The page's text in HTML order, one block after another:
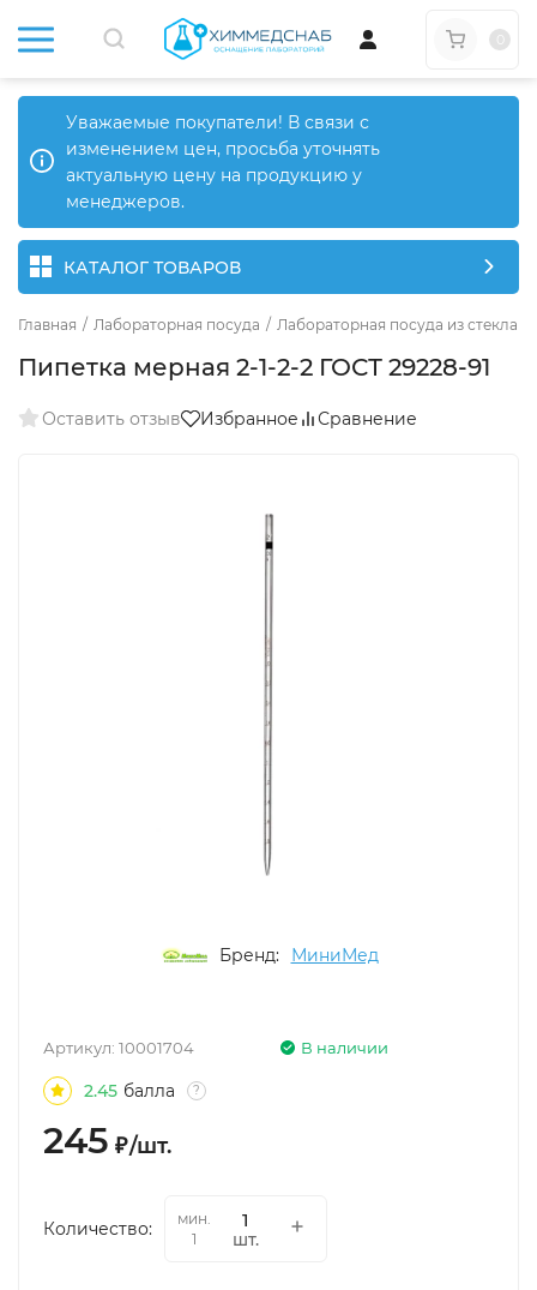
Уважаемые покупатели! В связи с
изменением цен, просьба уточнять
актуальную цену на продукцию у
менеджеров.
КАТАЛОГ ТОВАРОВ
Главная / Лабораторная посуда / Лабораторная посуда из стекла
Пипетка мерная 2-1-2-2 ГОСТ 29228-91
Оставить отзыв Избранное Сравнение
Бренд: МиниМед
В наличии
Артикул: 10001704
2.45 балла ?
245 ₽/шт.
Количество:
мин.
1
шт.